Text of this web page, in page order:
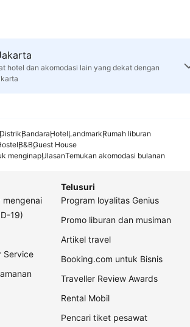
hotel dan akomodasi lain yang dekat dengan
DistrikBandaraHotelLandmarkRumah liburan
B&BGuest House
menginapUlasanTemukan akomodasi bulanan
mengenai
19)
Service
Telusuri
Program loyalitas Genius
Promo liburan dan musiman
Artikel travel
Booking.com untuk Bisnis
Traveller Review Awards
Rental Mobil
Pencari tiket pesawat